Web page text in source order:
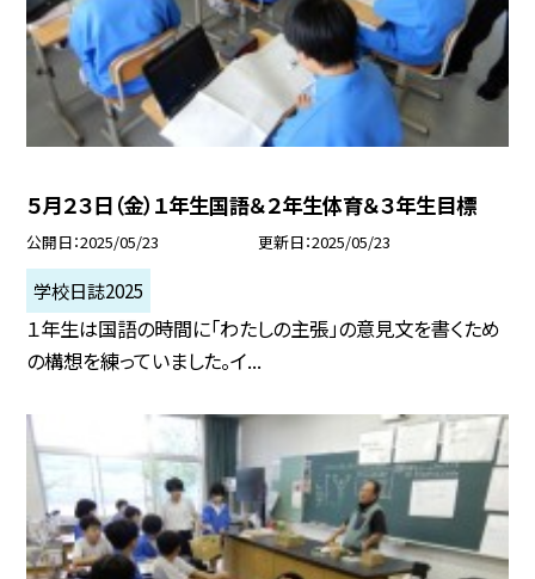
５月２３日（金）１年生国語＆２年生体育＆３年生目標
公開日 2025/05/23 更新日 2025/05/23
学校日誌2025
１年生は国語の時間に「わたしの主張」の意見文を書くため
の構想を練っていました。イ...